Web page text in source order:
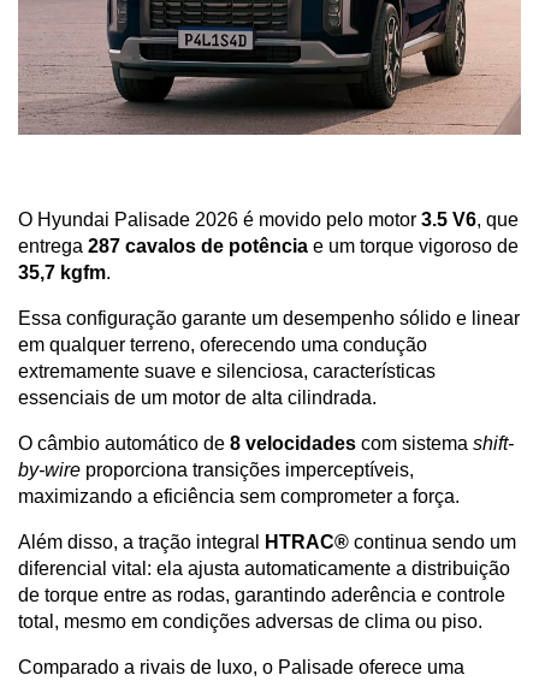
O Hyundai Palisade 2026 é movido pelo motor 3.5 V6, que
entrega 287 cavalos de potência
35,7 kgfm.
Essa configuração garante um desempenho sólido e linear
em qualquer terreno, oferecendo uma condução
extremamente suave e silenciosa, características
essenciais de um motor de alta cilindrada.
O câmbio automático de 8 velocidades com sistema shift-
by-wire proporciona transições imperceptíveis,
maximizando a eficiência sem comprometer a força.
Além disso, a tração integral HTRAC® continua sendo um
diferencial vital: ela ajusta automaticamente a distribuição
de torque entre as rodas, garantindo aderência e controle
total, mesmo em condições adversas de clima ou piso.
Comparado a rivais de luxo, o Palisade oferece uma